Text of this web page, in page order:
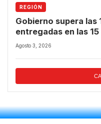
REGIÓN
Gobierno supera las
entregadas en las
Coquimbo
Agosto 3, 2026